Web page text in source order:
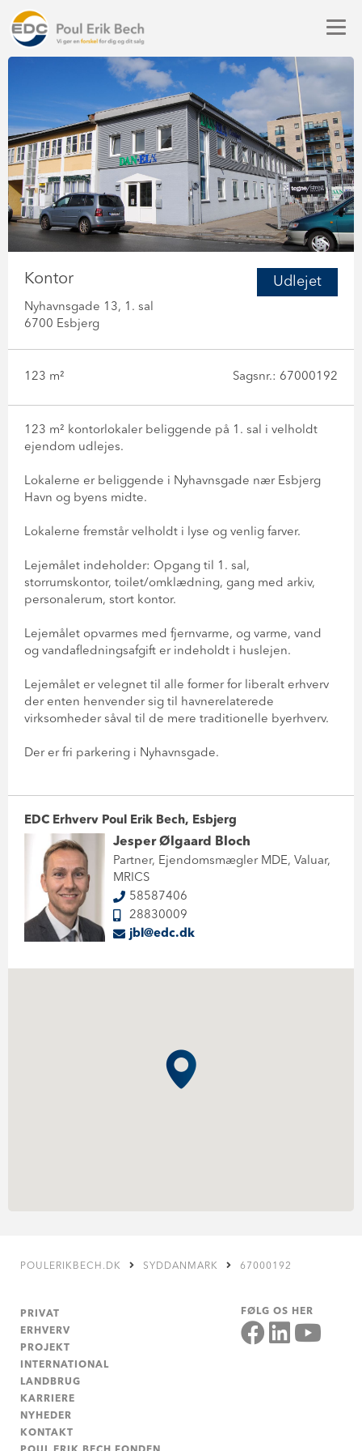
Udlejet
Kontor
Nyhavnsgade 13, 1. sal
6700 Esbjerg
123 m² Sagsnr.: 67000192
123 m² kontorlokaler beliggende på 1. sal i velholdt
ejendom udlejes.
Lokalerne er beliggende i Nyhavnsgade nær Esbjerg
Havn og byens midte.
Lokalerne fremstår velholdt i lyse og venlig farver.
Lejemålet indeholder: Opgang til 1. sal,
storrumskontor, toilet/omklædning, gang med arkiv,
personalerum, stort kontor.
Lejemålet opvarmes med fjernvarme, og varme, vand
og vandafledningsafgift er indeholdt i huslejen.
Lejemålet er velegnet til alle former for liberalt erhverv
der enten henvender sig til havnerelaterede
virksomheder såval til de mere traditionelle byerhverv.
Der er fri parkering i Nyhavnsgade.
EDC Erhverv Poul Erik Bech, Esbjerg
Jesper Ølgaard Bloch
Partner, Ejendomsmægler MDE, Valuar,
MRICS
58587406
28830009
jbl@edc.dk
POULERIKBECH.DK SYDDANMARK 67000192
PRIVAT
ERHVERV
PROJEKT
INTERNATIONAL
LANDBRUG
KARRIERE
NYHEDER
KONTAKT
FØLG OS HER